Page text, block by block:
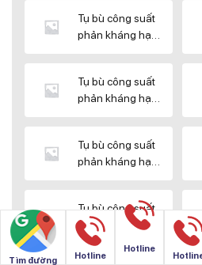
Tụ bù công suất
phản kháng hạ
Tụ bù công suất
phản kháng hạ
Tụ bù công suất
phản kháng hạ
Tụ bù công suất
phản kháng hạ
thế SHIZUKI
Tìm đường Hotline
Hotline